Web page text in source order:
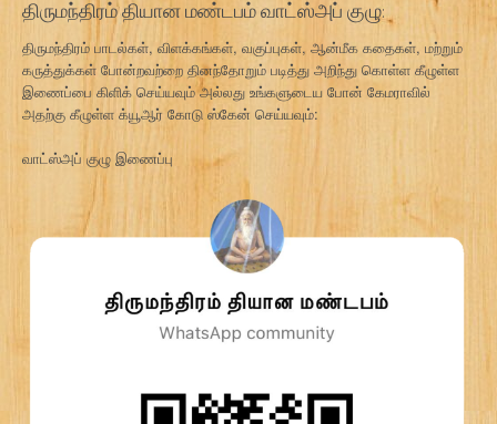
திருமந்திரம் தியான மண்டபம் வாட்ஸ்அப் குழு:
திருமந்திரம் பாடல்கள், விளக்கங்கள், வகுப்புகள், ஆன்மீக கதைகள், மற்றும்
கருத்துக்கள் போன்றவற்றை தினந்தோறும் படித்து அறிந்து கொள்ள கீழுள்ள
இணைப்பை கிளிக் செய்யவும் அல்லது உங்களுடைய போன் கேமராவில்
அதற்கு கீழுள்ள க்யூஆர் கோடு ஸ்கேன் செய்யவும்:
வாட்ஸ்அப் குழு இணைப்பு